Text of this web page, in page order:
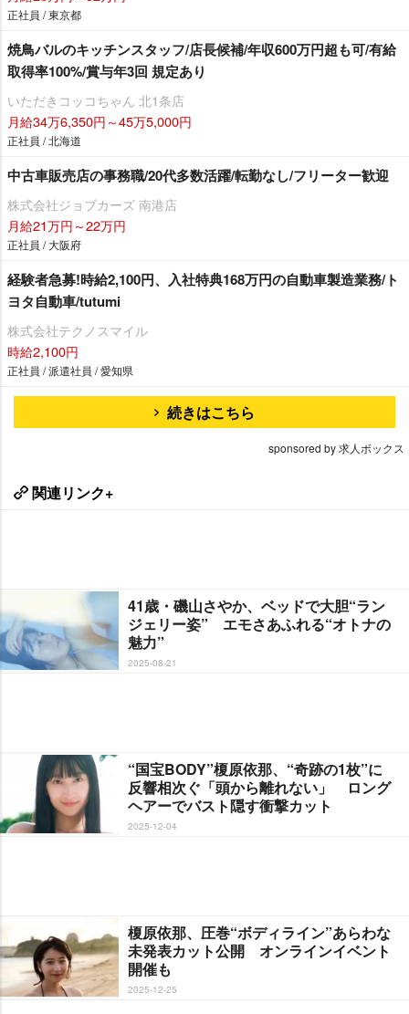
正社員 / 東京都
焼鳥バルのキッチンスタッフ/店長候補/年収600万円超も可/有給
取得率100%/賞与年3回 規定あり
いただきコッコちゃん 北1条店
月給34万6,350円～45万5,000円
正社員 / 北海道
中古車販売店の事務職/20代多数活躍/転勤なし/フリーター歓迎
株式会社ジョブカーズ 南港店
月給21万円～22万円
正社員 / 大阪府
経験者急募!時給2,100円、入社特典168万円の自動車製造業務/ト
ヨタ自動車/tutumi
株式会社テクノスマイル
時給2,100円
正社員 / 派遣社員 / 愛知県
続きはこちら
sponsored by 求人ボックス
関連リンク+
41歳・磯山さやか、ベッドで大胆“ラン
ジェリー姿” エモさあふれる“オトナの
魅力”
2025-08-21
“国宝BODY”榎原依那、“奇跡の1枚”に
反響相次ぐ「頭から離れない」 ロング
ヘアーでバスト隠す衝撃カット
2025-12-04
榎原依那、圧巻“ボディライン”あらわな
未発表カット公開 オンラインイベント
開催も
2025-12-25